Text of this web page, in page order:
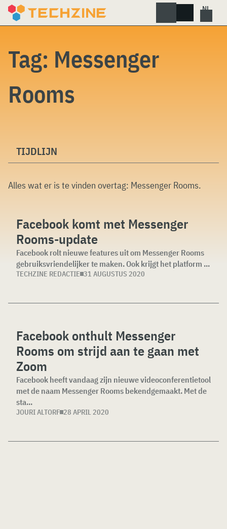
Skip
Tag: Messenger
Rooms
TIJDLIJN
Alles wat er is te vinden overtag: Messenger Rooms.
Facebook komt met Messenger
Rooms-update
Facebook rolt nieuwe features uit om Messenger Rooms
gebruiksvriendelijker te maken. Ook krijgt het platform ...
TECHZINE REDACTIE 31 AUGUSTUS 2020
Facebook onthult Messenger
Rooms om strijd aan te gaan met
Zoom
Facebook heeft vandaag zijn nieuwe videoconferentietool
met de naam Messenger Rooms bekendgemaakt. Met de
sta...
JOURI ALTORF 28 APRIL 2020